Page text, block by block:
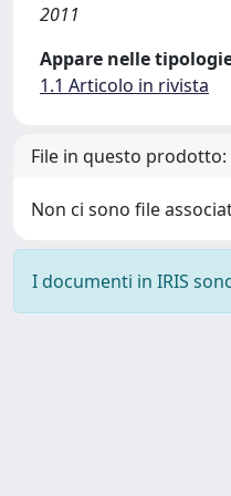
2011
Appare nelle
1.1 Articolo in rivista
File in questo prodotto:
Non ci sono file
I documenti in IRIS